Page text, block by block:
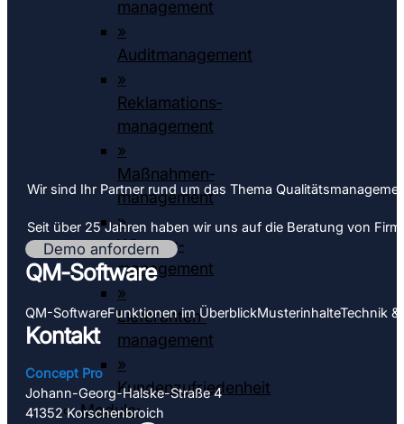
management
»
Auditmanagement
»
Reklamations­
management
»
Maßnahmen­
management
»
Wissens­
management
»
Lieferanten­­­
management
»
Kundenzufriedenheit
Module:
Wir sind Ihr Partner rund um das Thema
Seit über 25 Jahren haben wir uns auf die Beratung von
Demo anfordern
QM-Software
QM-SoftwareFunktionen im ÜberblickMuster­inhalteTechnik
Kontakt
Concept Pro
Johann-Georg-Halske-Straße 4
41352 Korschen­­broich